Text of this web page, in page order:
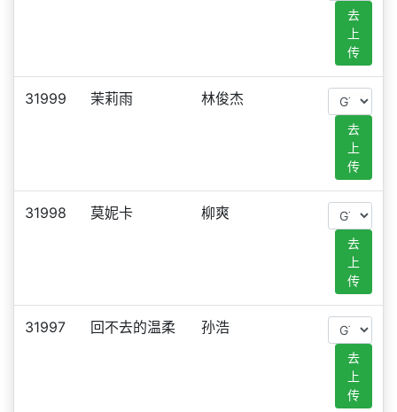
去
上
传
31999 茉莉雨 林俊杰
去
上
传
31998 莫妮卡 柳爽
去
上
传
31997 回不去的温柔 孙浩
去
上
传